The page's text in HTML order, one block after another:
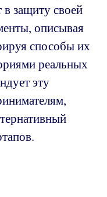
защиту своей
описывая
способы их
реальных
эту